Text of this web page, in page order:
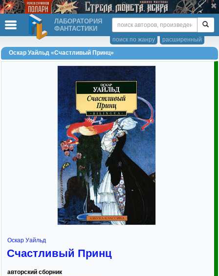
ЛАБОРАТОРИЯ
ФАНТАСТИКИ
расширенный
поиск по жанру
Оскар Уайльд «Счастливый Принц»
Оскар Уайльд
Счастливый Принц
авторский сборник